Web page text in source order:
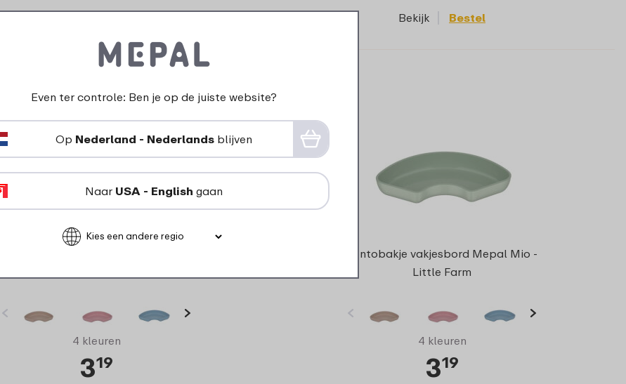
Bekijk Bestel
4 kleuren
319
Bentobakje vakjesbord Mepal Mio -
Little Farm
4 kleuren
319
Even ter controle: Ben je op de juiste website?
Op Nederland - Nederlands blijven
Naar USA - English gaan